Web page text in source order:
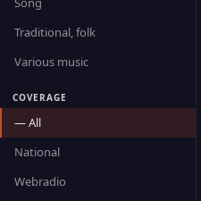
Traditional, folk
Various music
COVERAGE
— All
National
Webradio